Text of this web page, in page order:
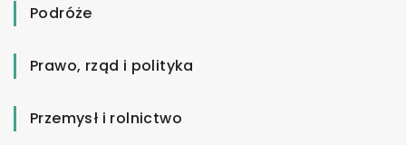
Podróże
Prawo, rząd i polityka
Przemysł i rolnictwo